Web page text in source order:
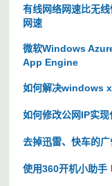
有线网络网速比无
网速
微软Windows
App Engine
如何解决windows
如何修改公网IP实现
去掉迅雷、快车的
使用360开机小助手